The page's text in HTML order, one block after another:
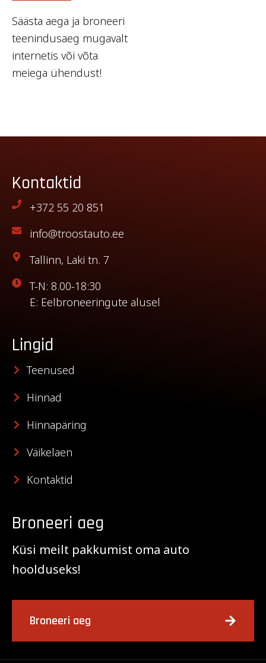
Säästa aega ja broneeri
teenindusaeg mugavalt
internetis või võta
meiega ühendust!
Kontaktid
+372 55 20 851
info@troostauto.ee
Tallinn, Laki tn. 7
T-N: 8.00-18:30
E: Eelbroneeringute alusel
Lingid
Teenused
Hinnad
Hinnapäring
Väikelaen
Kontaktid
Broneeri aeg
Küsi meilt pakkumist oma auto
hoolduseks!
Broneeri aeg